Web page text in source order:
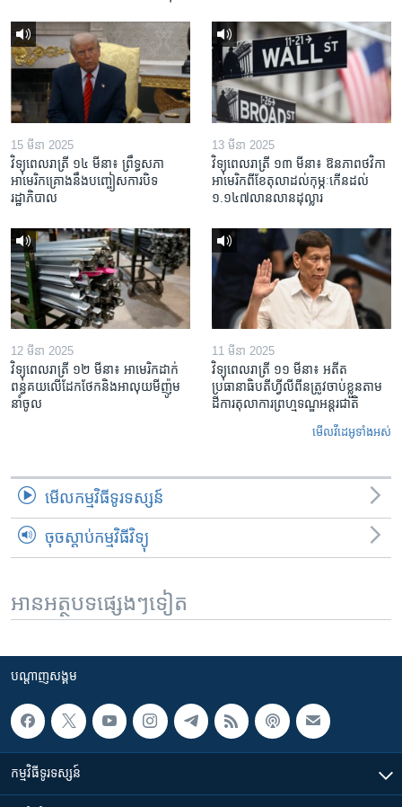
15 មីនា 2025
វិទ្យុពេលរាត្រី ១៤ មីនា៖ ព្រឹទ្ធសភា
អាមេរិកគ្រោងនឹងបញ្ចៀសការបិទ
រដ្ឋាភិបាល
13 មីនា 2025
វិទ្យុពេលរាត្រី ១៣ មីនា៖ ឱនភាព​ថវិកា​
អាមេរិក​ពី​ខែ​តុលា​ដល់​កុម្ភៈ​កើន​ដល់​
១.១៤៧​លានលាន​ដុល្លារ
12 មីនា 2025
វិទ្យុពេលរាត្រី ១២ មីនា៖ អាមេរិក​ដាក់​
ពន្ធគយ​លើ​ដែកថែក​និង​អាលុយ​មីញ៉ូម​
នាំចូល
11 មីនា 2025
វិទ្យុពេលរាត្រី ១១ មីនា៖ អតីត​
ប្រធានាធិបតីហ្វីលីពីន​ត្រូវ​ចាប់ខ្លួនតាម
ដីការ​តុលាការ​ព្រហ្មទណ្ឌ​អន្តរជាតិ
មើល​វីដេអូ​ទាំង​អស់
មើល​កម្មវិធី​ទូរទស្សន៍
ចុចស្តាប់កម្មវិធីវិទ្យុ
អានអត្ថបទផ្សេងៗទៀត
បណ្តាញ​សង្គម
កម្មវិធី​ទូរទស្សន៍